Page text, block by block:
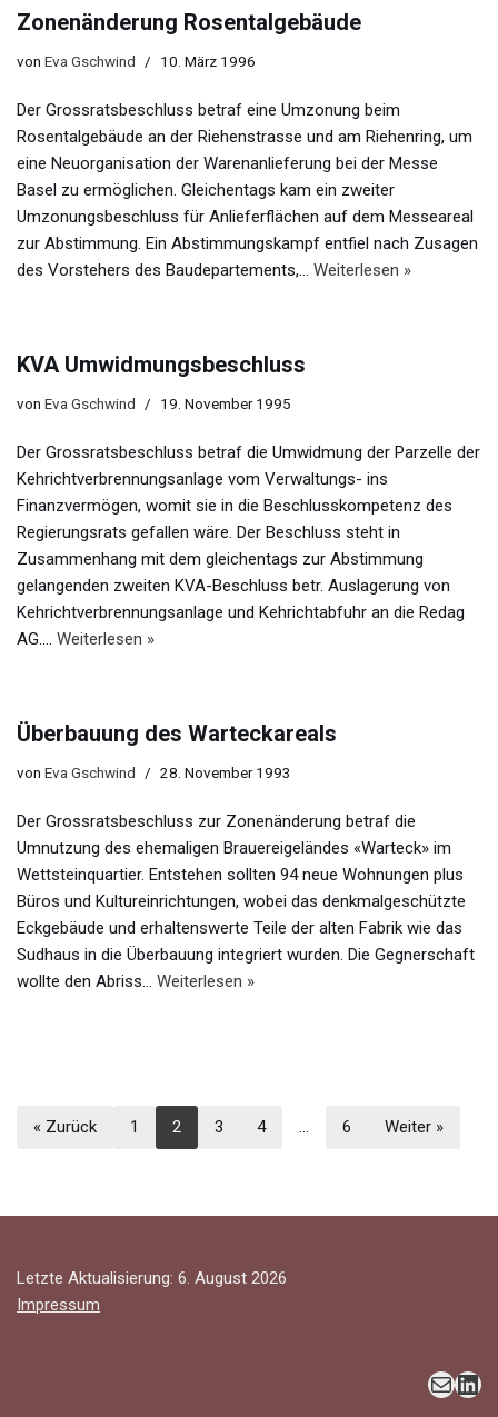
Zonenänderung Rosentalgebäude
von Eva Gschwind 10. März 1996
Der Grossratsbeschluss betraf eine Umzonung beim
Rosentalgebäude an der Riehenstrasse und am Riehenring, um
eine Neuorganisation der Warenanlieferung bei der Messe
Basel zu ermöglichen. Gleichentags kam ein zweiter
Umzonungsbeschluss für Anlieferflächen auf dem Messeareal
zur Abstimmung. Ein Abstimmungskampf entfiel nach Zusagen
des Vorstehers des Baudepartements,… Weiterlesen »
KVA Umwidmungsbeschluss
von Eva Gschwind 19. November 1995
Der Grossratsbeschluss betraf die Umwidmung der Parzelle der
Kehrichtverbrennungsanlage vom Verwaltungs- ins
Finanzvermögen, womit sie in die Beschlusskompetenz des
Regierungsrats gefallen wäre. Der Beschluss steht in
Zusammenhang mit dem gleichentags zur Abstimmung
gelangenden zweiten KVA-Beschluss betr. Auslagerung von
Kehrichtverbrennungsanlage und Kehrichtabfuhr an die Redag
AG.… Weiterlesen »
Überbauung des Warteckareals
von Eva Gschwind 28. November 1993
Der Grossratsbeschluss zur Zonenänderung betraf die
Umnutzung des ehemaligen Brauereigeländes «Warteck» im
Wettsteinquartier. Entstehen sollten 94 neue Wohnungen plus
Büros und Kultureinrichtungen, wobei das denkmalgeschützte
Eckgebäude und erhaltenswerte Teile der alten Fabrik wie das
Sudhaus in die Überbauung integriert wurden. Die Gegnerschaft
wollte den Abriss… Weiterlesen »
« Zurück 1 2 3 4 … 6 Weiter »
Letzte Aktualisierung: 6. August 2026
Impressum